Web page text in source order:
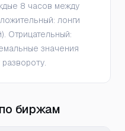
8 часов между
лонги
Отрицательный:
значения
биржам